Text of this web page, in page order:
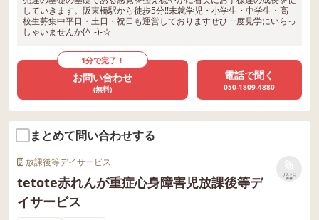
していきます。阪東橋駅から徒歩5分!!未就学児・小学生・中学生・高
校生募集中平日・土日・祝日も運営しておりますぜひ一度見学にいらっ
しゃいませんか(^_-)-☆
1分で完了！
お問い合わせ
(無料)
電話で聞く
050-1809-4880
まとめて問い合わせする
放課後等デイサービス
tetote赤れんが重症心身障害児放課後等デ
イサービス
リストに
保存